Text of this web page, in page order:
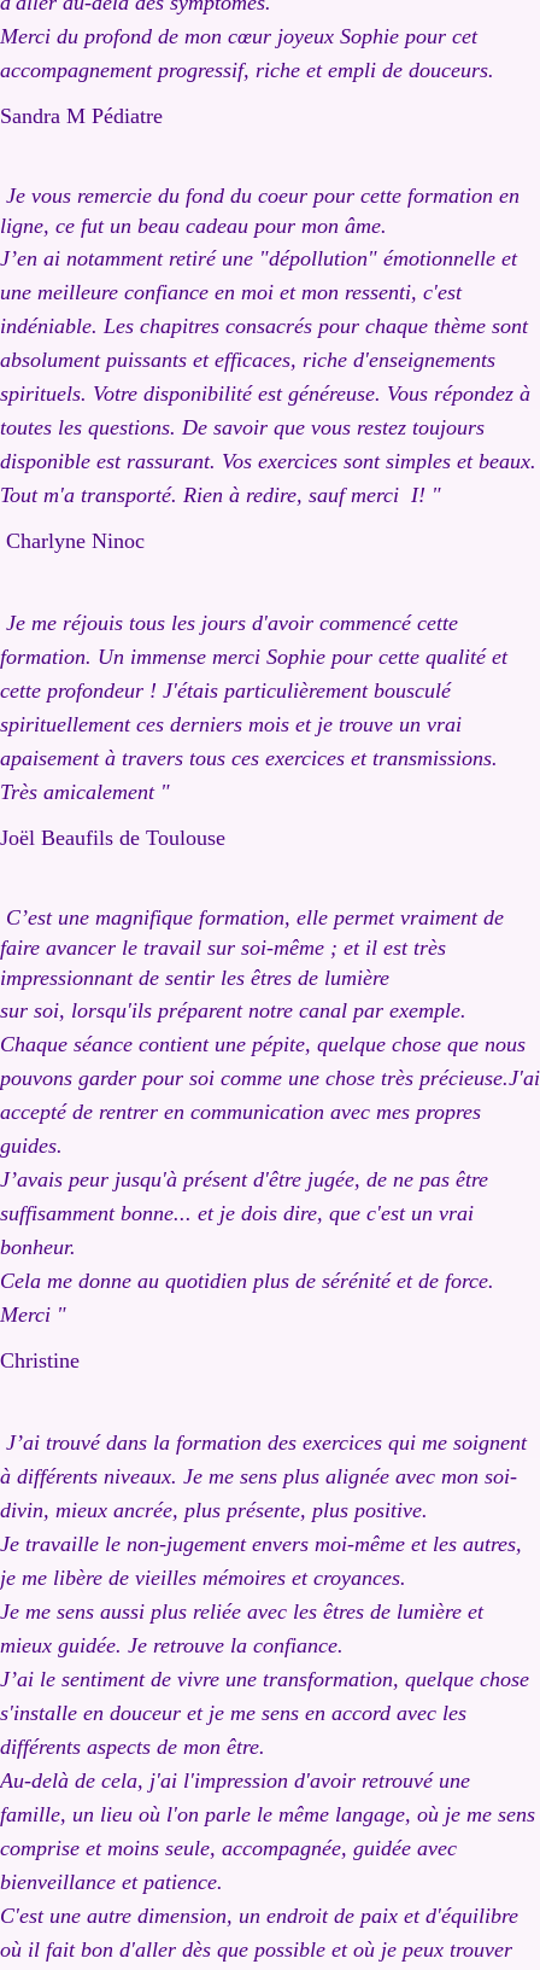
Merci du profond de mon cœur joyeux Sophie pour cet
accompagnement progressif, riche et empli de douceurs.
Sandra M Pédiatre
Je vous remercie du fond du coeur pour cette formation en
ligne, ce fut un beau cadeau pour mon âme.
J’en ai notamment retiré une "dépollution" émotionnelle et
une meilleure confiance en moi et mon ressenti, c'est
indéniable. Les chapitres consacrés pour chaque thème sont
absolument puissants et efficaces, riche d'enseignements
spirituels. Votre disponibilité est généreuse. Vous répondez à
toutes les questions. De savoir que vous restez toujours
disponible est rassurant. Vos exercices sont simples et beaux.
Tout m'a transporté. Rien à redire, sauf merci I! "
Charlyne Ninoc
Je me réjouis tous les jours d'avoir commencé cette
formation. Un immense merci Sophie pour cette qualité et
cette profondeur ! J'étais particulièrement bousculé
spirituellement ces derniers mois et je trouve un vrai
apaisement à travers tous ces exercices et transmissions.
Très amicalement "
Joël Beaufils de Toulouse
C’est une magnifique formation, elle permet vraiment de
faire avancer le travail sur soi-même ; et il est très
impressionnant de sentir les êtres de lumière
sur soi, lorsqu'ils préparent notre canal par exemple.
Chaque séance contient une pépite, quelque chose que nous
pouvons garder pour soi comme une chose très précieuse.J'ai
accepté de rentrer en communication avec mes propres
guides.
J’avais peur jusqu'à présent d'être jugée, de ne pas être
suffisamment bonne... et je dois dire, que c'est un vrai
bonheur.
Cela me donne au quotidien plus de sérénité et de force.
Merci "
Christine
J’ai trouvé dans la formation des exercices qui me soignent
à différents niveaux. Je me sens plus alignée avec mon soi-
divin, mieux ancrée, plus présente, plus positive.
Je travaille le non-jugement envers moi-même et les autres,
je me libère de vieilles mémoires et croyances.
Je me sens aussi plus reliée avec les êtres de lumière et
mieux guidée. Je retrouve la confiance.
J’ai le sentiment de vivre une transformation, quelque chose
s'installe en douceur et je me sens en accord avec les
différents aspects de mon être.
Au-delà de cela, j'ai l'impression d'avoir retrouvé une
famille, un lieu où l'on parle le même langage, où je me sens
comprise et moins seule, accompagnée, guidée avec
bienveillance et patience.
C'est une autre dimension, un endroit de paix et d'équilibre
où il fait bon d'aller dès que possible et où je peux trouver